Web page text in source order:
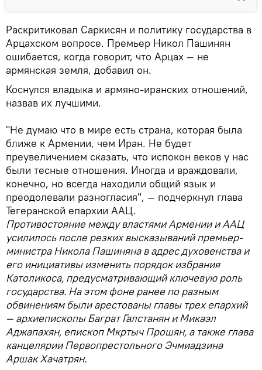
Раскритиковал Саркисян и политику государства в
Арцахском вопросе. Премьер Никол Пашинян
ошибается, когда говорит, что Арцах — не
армянская земля, добавил он.
Коснулся владыка и армяно-иранских отношений,
назвав их лучшими.
"Не думаю что в мире есть страна, которая была
ближе к Армении, чем Иран. Не будет
преувеличением сказать, что испокон веков у нас
были тесные отношения. Иногда и враждовали,
конечно, но всегда находили общий язык и
преодолевали разногласия", — подчеркнул глава
Тегеранской епархии ААЦ.
Противостояние между властями Армении и ААЦ
усилилось после резких высказываний премьер-
министра Никола Пашиняна в адрес духовенства и
его инициативы изменить порядок избрания
Католикоса, предусматривающий ключевую роль
государства. На этом фоне ранее по разным
обвинениям были арестованы главы трех епархий
— архиепископы Баграт Галстанян и Микаэл
Аджапахян, епископ Мкртыч Прошян, а также глава
канцелярии Первопрестольного Эчмиадзина
Аршак Хачатрян.